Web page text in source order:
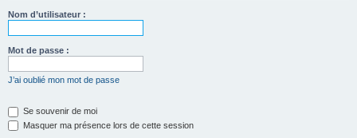
Nom d’utilisateur :
Mot de passe :
J’ai oublié mon mot de passe
Se souvenir de moi
Masquer ma présence lors de cette session